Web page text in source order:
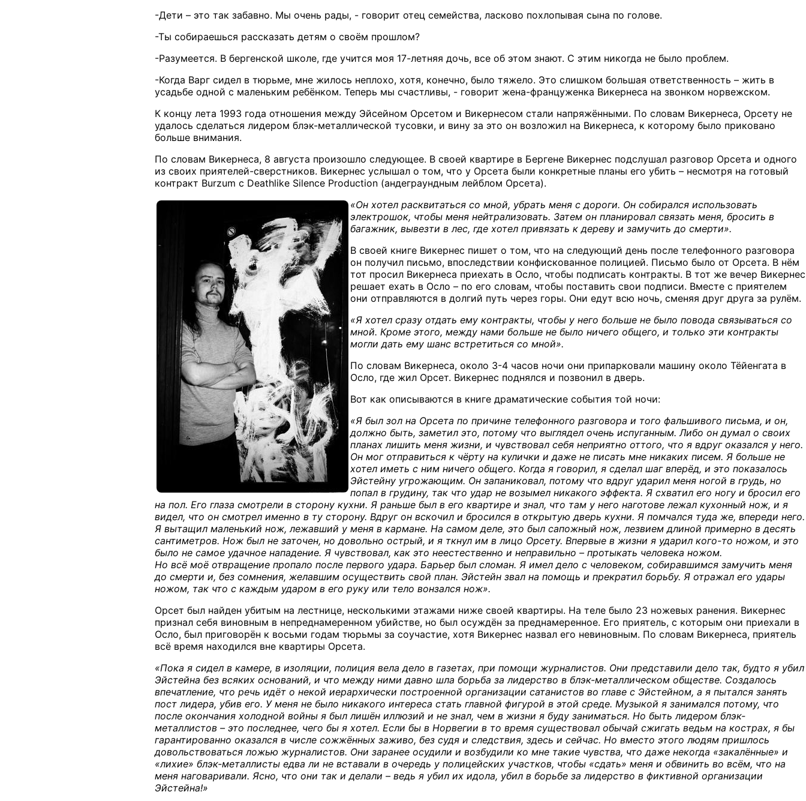
-Дети – это так забавно. Мы очень рады, - говорит отец семейства, ласково похлопывая сына по голове.
-Ты собираешься рассказать детям о своём прошлом?
-Разумеется. В бергенской школе, где учится моя 17-летняя дочь, все об этом знают. С этим никогда не было проблем.
-Когда Варг сидел в тюрьме, мне жилось неплохо, хотя, конечно, было тяжело. Это слишком большая ответственность – жить в
усадьбе одной с маленьким ребёнком. Теперь мы счастливы, - говорит жена-француженка Викернеса на звонком норвежском.
К концу лета 1993 года отношения между Эйсейном Орсетом и Викернесом стали напряжёнными. По словам Викернеса, Орсету не
удалось сделаться лидером блэк-металлической тусовки, и вину за это он возложил на Викернеса, к которому было приковано
больше внимания.
По словам Викернеса, 8 августа произошло следующее. В своей квартире в Бергене Викернес подслушал разговор Орсета и одного
из своих приятелей-сверстников. Викернес услышал о том, что у Орсета были конкретные планы его убить – несмотря на готовый
контракт Burzum с Deathlike Silence Production (андеграундным лейблом Орсета).
«Он хотел расквитаться со мной, убрать меня с дороги. Он собирался использовать
электрошок, чтобы меня нейтрализовать. Затем он планировал связать меня, бросить в
багажник, вывезти в лес, где хотел привязать к дереву и замучить до смерти».
В своей книге Викернес пишет о том, что на следующий день после телефонного разговора
он получил письмо, впоследствии конфискованное полицией. Письмо было от Орсета. В нём
тот просил Викернеса приехать в Осло, чтобы подписать контракты. В тот же вечер Викернес
решает ехать в Осло – по его словам, чтобы поставить свои подписи. Вместе с приятелем
они отправляются в долгий путь через горы. Они едут всю ночь, сменяя друг друга за рулём.
«Я хотел сразу отдать ему контракты, чтобы у него больше не было повода связываться со
мной. Кроме этого, между нами больше не было ничего общего, и только эти контракты
могли дать ему шанс встретиться со мной».
По словам Викернеса, около 3-4 часов ночи они припарковали машину около Тёйенгата в
Осло, где жил Орсет. Викернес поднялся и позвонил в дверь.
Вот как описываются в книге драматические события той ночи:
«Я был зол на Орсета по причине телефонного разговора и того фальшивого письма, и он,
должно быть, заметил это, потому что выглядел очень испуганным. Либо он думал о своих
планах лишить меня жизни, и чувствовал себя неприятно оттого, что я вдруг оказался у него.
Он мог отправиться к чёрту на кулички и даже не писать мне никаких писем. Я больше не
хотел иметь с ним ничего общего. Когда я говорил, я сделал шаг вперёд, и это показалось
Эйстейну угрожающим. Он запаниковал, потому что вдруг ударил меня ногой в грудь, но
попал в грудину, так что удар не возымел никакого эффекта. Я схватил его ногу и бросил его
на пол. Его глаза смотрели в сторону кухни. Я раньше был в его квартире и знал, что там у него наготове лежал кухонный нож, и я
видел, что он смотрел именно в ту сторону. Вдруг он вскочил и бросился в открытую дверь кухни. Я помчался туда же, впереди него.
Я вытащил маленький нож, лежавший у меня в кармане. На самом деле, это был сапожный нож, лезвием длиной примерно в десять
сантиметров. Нож был не заточен, но довольно острый, и я ткнул им в лицо Орсету. Впервые в жизни я ударил кого-то ножом, и это
было не самое удачное нападение. Я чувствовал, как это неестественно и неправильно – протыкать человека ножом.
Но всё моё отвращение пропало после первого удара. Барьер был сломан. Я имел дело с человеком, собиравшимся замучить меня
до смерти и, без сомнения, желавшим осуществить свой план. Эйстейн звал на помощь и прекратил борьбу. Я отражал его удары
ножом, так что с каждым ударом в его руку или тело вонзался нож».
Орсет был найден убитым на лестнице, несколькими этажами ниже своей квартиры. На теле было 23 ножевых ранения. Викернес
признал себя виновным в непреднамеренном убийстве, но был осуждён за преднамеренное. Его приятель, с которым они приехали в
Осло, был приговорён к восьми годам тюрьмы за соучастие, хотя Викернес назвал его невиновным. По словам Викернеса, приятель
всё время находился вне квартиры Орсета.
«Пока я сидел в камере, в изоляции, полиция вела дело в газетах, при помощи журналистов. Они представили дело так, будто я убил
Эйстейна без всяких оснований, и что между ними давно шла борьба за лидерство в блэк-металлическом обществе. Создалось
впечатление, что речь идёт о некой иерархически построенной организации сатанистов во главе с Эйстейном, а я пытался занять
пост лидера, убив его. У меня не было никакого интереса стать главной фигурой в этой среде. Музыкой я занимался потому, что
после окончания холодной войны я был лишён иллюзий и не знал, чем в жизни я буду заниматься. Но быть лидером блэк-
металлистов – это последнее, чего бы я хотел. Если бы в Норвегии в то время существовал обычай сжигать ведьм на кострах, я бы
гарантированно оказался в числе сожжённых заживо, без судя и следствия, здесь и сейчас. Но вместо этого людям пришлось
довольствоваться ложью журналистов. Они заранее осудили и возбудили ко мне такие чувства, что даже некогда «закалённые» и
«лихие» блэк-металлисты едва ли не вставали в очередь у полицейских участков, чтобы «сдать» меня и обвинить во всём, что на
меня наговаривали. Ясно, что они так и делали – ведь я убил их идола, убил в борьбе за лидерство в фиктивной организации
Эйстейна!»